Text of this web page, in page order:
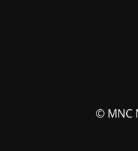
© MNC